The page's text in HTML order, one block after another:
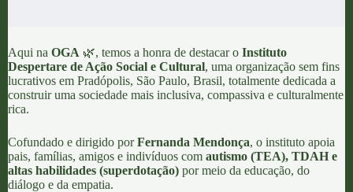
Aqui na OGA 🌿, temos a honra de destacar o Instituto
Despertare de Ação Social e Cultural, uma organização sem fins
lucrativos em Pradópolis, São Paulo, Brasil, totalmente dedicada a
construir uma sociedade mais inclusiva, compassiva e culturalmente
rica.
Cofundado e dirigido porFernanda Mendonça, o instituto apoia
pais, famílias, amigos e indivíduos com autismo (TEA), TDAH e
altas habilidades (superdotação) por meio da educação, do
diálogo e da empatia.